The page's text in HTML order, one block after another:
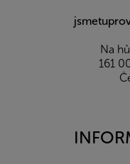
Na
161